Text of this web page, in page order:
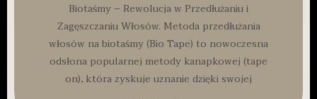
Biotaśmy – Rewolucja w Przedłużaniu i
Zagęszczaniu Włosów. Metoda przedłużania
włosów na biotaśmy (Bio Tape) to nowoczesna
odsłona popularnej metody kanapkowej (tape
on), która zyskuje uznanie dzięki swojej